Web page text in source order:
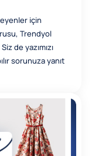
için
Trendyol
de yazımızı
sorunuza yanıt